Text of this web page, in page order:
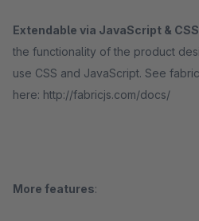
Extendable via JavaScript &
the functionality of the product
use CSS and JavaScript. See
here: http://fabricjs.com/docs/
More features: